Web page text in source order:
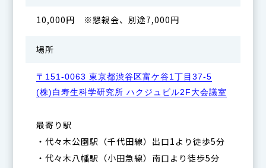
10,000円 ※懇親会、別途7,000円
場所
〒151-0063 東京都渋谷区富ケ谷1丁目37-5
(株)白寿生科学研究所 ハクジュビル2F大会議室
最寄り駅
・代々木公園駅（千代田線）出口1より徒歩5分
・代々木八幡駅（小田急線）南口より徒歩5分